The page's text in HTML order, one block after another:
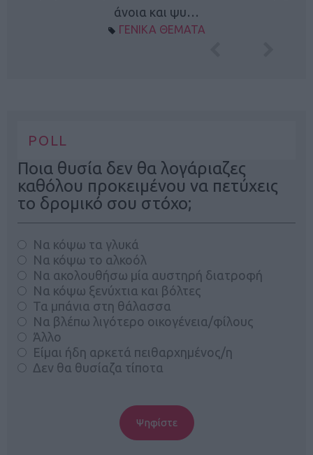
άνοια και ψυ…
ΓΕΝΙΚΑ ΘΕΜΑΤΑ
POLL
Ποια θυσία δεν θα λογάριαζες
καθόλου προκειμένου να πετύχεις
το δρομικό σου στόχο;
Να κόψω τα γλυκά
Να κόψω το αλκοόλ
Να ακολουθήσω μία αυστηρή διατροφή
Να κόψω ξενύχτια και βόλτες
Τα μπάνια στη θάλασσα
Να βλέπω λιγότερο οικογένεια/φίλους
Άλλο
Είμαι ήδη αρκετά πειθαρχημένος/η
Δεν θα θυσίαζα τίποτα